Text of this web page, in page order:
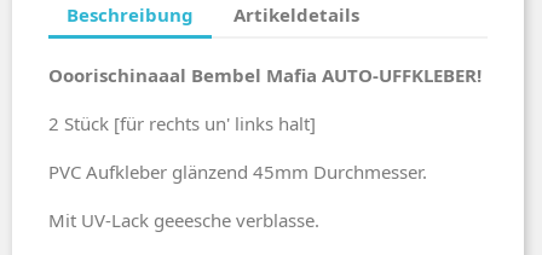
Beschreibung Artikeldetails
Ooorischinaaal Bembel Mafia AUTO-UFFKLEBER!
2 Stück [für rechts un' links halt]
PVC Aufkleber glänzend 45mm Durchmesser.
Mit UV-Lack geeesche verblasse.